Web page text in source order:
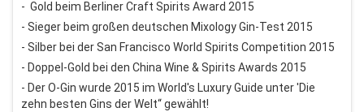
- Gold beim Berliner Craft Spirits Award 2015
- Sieger beim großen deutschen Mixology Gin-Test 2015
- Silber bei der San Francisco World Spirits Competition 2015
- Doppel-Gold bei den China Wine & Spirits Awards 2015
- Der O-Gin wurde 2015 im World's Luxury Guide unter 'Die
zehn besten Gins der Welt“ gewählt!